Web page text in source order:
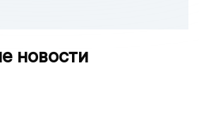
новости